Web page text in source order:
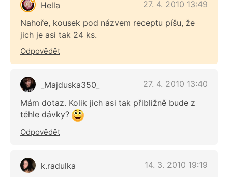
Hella
27. 4. 2010 13:49
Nahoře, kousek pod názvem receptu píšu, že
jich je asi tak 24 ks.
Odpovědět
_Majduska350_
27. 4. 2010 13:40
Mám dotaz. Kolik jich asi tak přibližně bude z
téhle dávky?
Odpovědět
k.radulka
14. 3. 2010 19:19